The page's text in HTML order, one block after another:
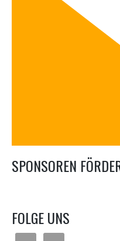
SPONSOREN
FOLGE UNS